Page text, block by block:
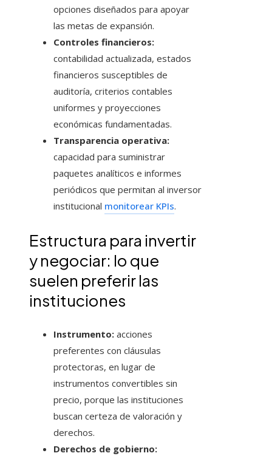
opciones diseñados para apoyar
las metas de expansión.
Controles financieros:
contabilidad actualizada, estados
financieros susceptibles de
auditoría, criterios contables
uniformes y proyecciones
económicas fundamentadas.
Transparencia operativa:
capacidad para suministrar
paquetes analíticos e informes
periódicos que permitan al inversor
institucional monitorear KPIs.
Estructura para invertir
y negociar: lo que
suelen preferir las
instituciones
Instrumento: acciones
preferentes con cláusulas
protectoras, en lugar de
instrumentos convertibles sin
precio, porque las instituciones
buscan certeza de valoración y
derechos.
Derechos de gobierno: